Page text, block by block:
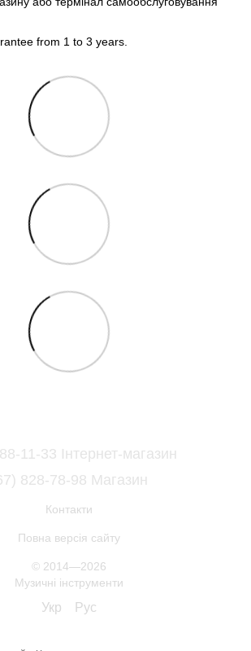
from 1 to 3 years.
11-33 Інтернет-магазин
828-78-98 Магазин
Контакти
Повна версія сайту
© 2014—2026
Музичні інструменти
Укр Рус